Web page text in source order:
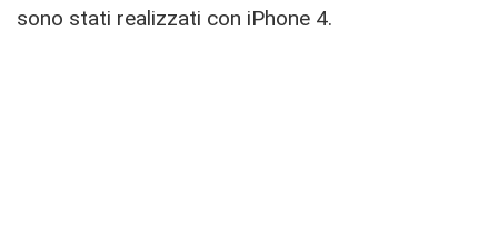
sono stati realizzati con iPhone 4.